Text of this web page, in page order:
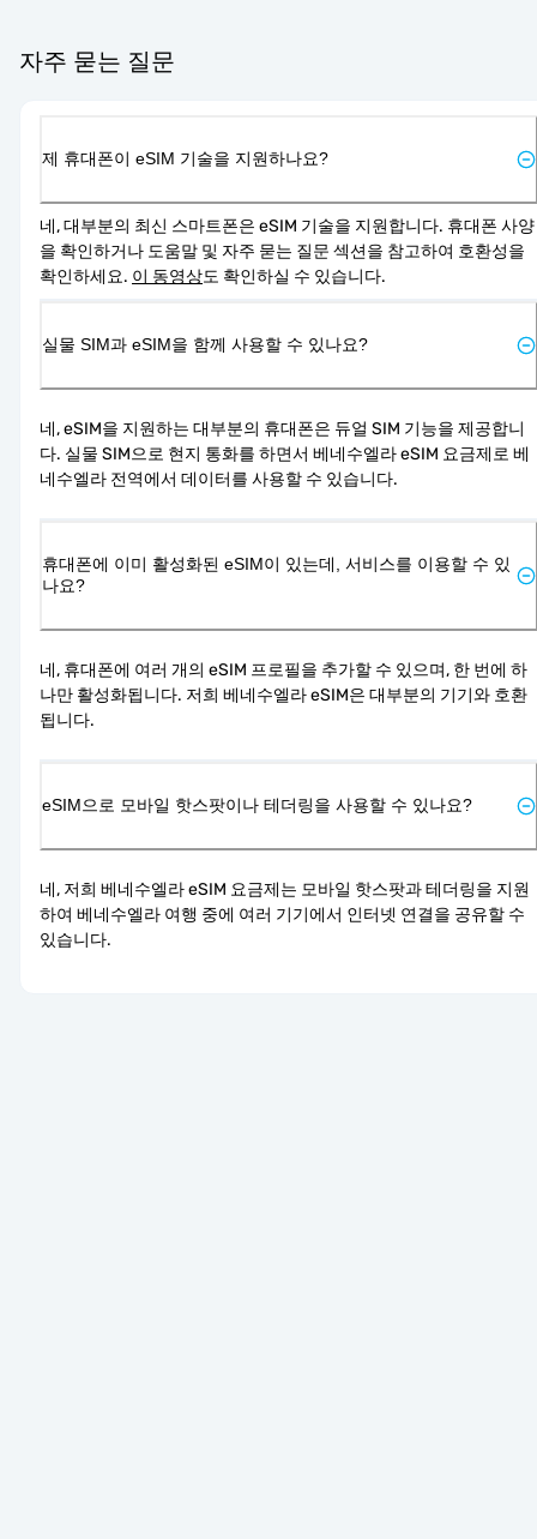
자주 묻는 질문
제 휴대폰이 eSIM 기술을 지원하나요?
네, 대부분의 최신 스마트폰은 eSIM 기술을 지원합니다. 휴대폰 사양
을 확인하거나 도움말 및 자주 묻는 질문 섹션을 참고하여 호환성을
확인하세요. 이 동영상도 확인하실 수 있습니다.
실물 SIM과 eSIM을 함께 사용할 수 있나요?
네, eSIM을 지원하는 대부분의 휴대폰은 듀얼 SIM 기능을 제공합니
다. 실물 SIM으로 현지 통화를 하면서 베네수엘라 eSIM 요금제로 베
네수엘라 전역에서 데이터를 사용할 수 있습니다.
휴대폰에 이미 활성화된 eSIM이 있는데, 서비스를 이용할 수 있
나요?
네, 휴대폰에 여러 개의 eSIM 프로필을 추가할 수 있으며, 한 번에 하
나만 활성화됩니다. 저희 베네수엘라 eSIM은 대부분의 기기와 호환
됩니다.
eSIM으로 모바일 핫스팟이나 테더링을 사용할 수 있나요?
네, 저희 베네수엘라 eSIM 요금제는 모바일 핫스팟과 테더링을 지원
하여 베네수엘라 여행 중에 여러 기기에서 인터넷 연결을 공유할 수
있습니다.